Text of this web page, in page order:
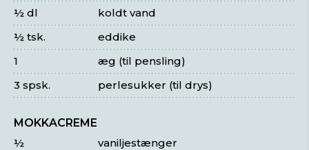
koldt vand
½ dl
eddike
½ tsk.
æg (til pensling)
1
perlesukker (til drys)
3 spsk.
MOKKACREME
vaniljestænger
½